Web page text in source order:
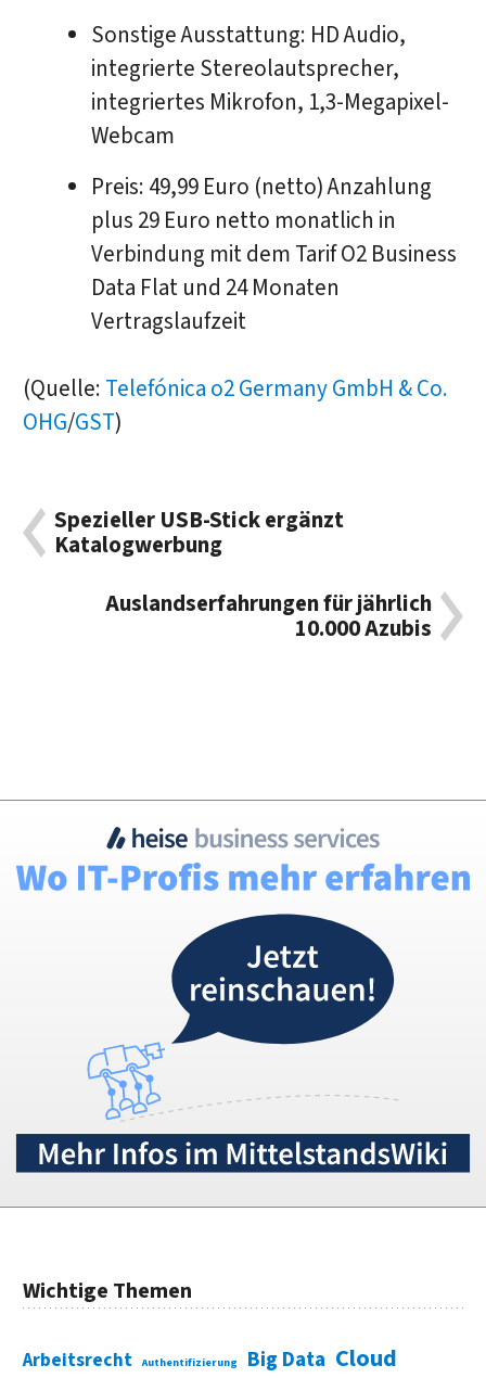
Sonstige Ausstattung: HD Audio,
integrierte Stereolautsprecher,
integriertes Mikrofon, 1,3-Megapixel-
Webcam
Preis: 49,99 Euro (netto) Anzahlung
plus 29 Euro netto monatlich in
Verbindung mit dem Tarif O2 Business
Data Flat und 24 Monaten
Vertragslaufzeit
(Quelle: Telefónica o2 Germany GmbH & Co.
OHG/GST)
Spezieller USB-Stick ergänzt
Katalogwerbung
Auslandserfahrungen für jährlich
10.000 Azubis
Wichtige Themen
Arbeitsrecht Authentifizierung Big Data Cloud